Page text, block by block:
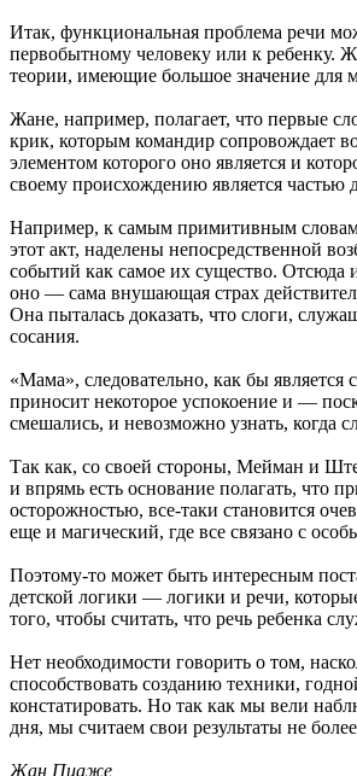
Итак, функциональная проблема речи
первобытному человеку или к
теории, имеющие большое значение для
Жане, например, полагает, что первые
крик, которым командир сопровождает
элементом которого оно является и
своему происхождению является частью
Например, к самым примитивным словам,
этот акт, наделены непосредственной
событий как самое их существо. Отсюда
оно — сама внушающая страх
Она пыталась доказать, что слоги,
сосания.
«Мама», следовательно, как бы
приносит некоторое успокоение и —
смешались, и невозможно узнать, когда
Так как, со своей стороны, Мейман и
и впрямь есть основание полагать, что
осторожностью, все-таки становится
еще и магический, где все связано с
Поэтому-то может быть интересным
детской логики — логики и речи,
того, чтобы считать, что речь ребенка
Нет необходимости говорить о том,
способствовать созданию техники,
констатировать. Но так как мы вели
дня, мы считаем свои результаты не
Жан Пиаже